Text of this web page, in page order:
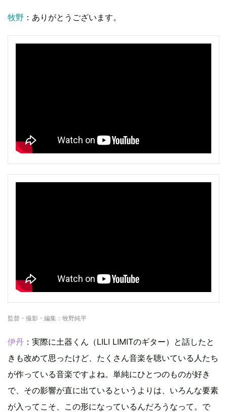
牧野 ：ありがとうございます。
監督・撮影・編集：牧野純平
伊丹 ：実際に土器くん（LILI LIMITのギター）と話したと
きも改めて思ったけど、たくさん音楽を聴いている人たち
が作っている音楽ですよね。単純にひとつのものが好き
で、その影響が直に出ているというよりは、いろんな要素
が入ってこそ、この形になっているんだろうなって。で